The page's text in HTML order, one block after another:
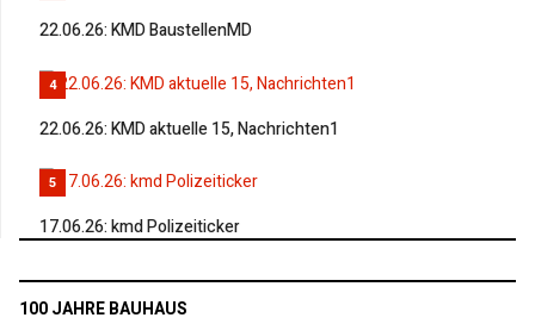
22.06.26: KMD BaustellenMD
4
22.06.26: KMD aktuelle 15, Nachrichten1
5
17.06.26: kmd Polizeiticker
100 JAHRE BAUHAUS